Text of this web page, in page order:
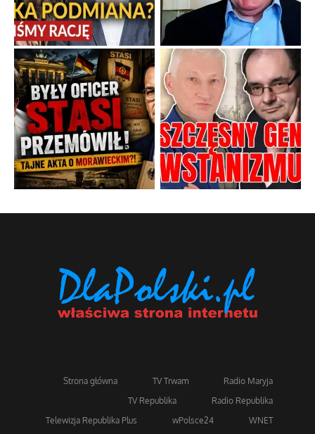
Strona główna TV Trwam
Radio Maryja
TV Republika
Radio Republika
Telewizja Republika Plus
wPolsce24
WNET